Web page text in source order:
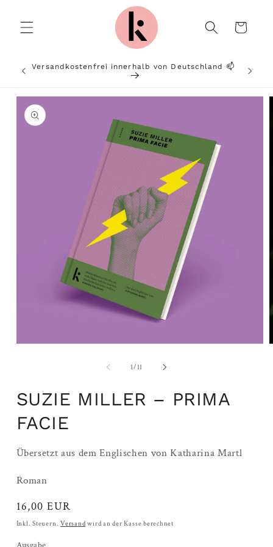
Inhalt
Warenkorb
Versandkostenfrei innerhalb von Deutschland 📫
1/von
11
SUZIE MILLER – PRIMA
FACIE
Übersetzt aus dem Englischen von Katharina Martl
Roman
Normaler
Preis
16,00 EUR
Inkl. Steuern.Versand wird an der Kasse berechnet